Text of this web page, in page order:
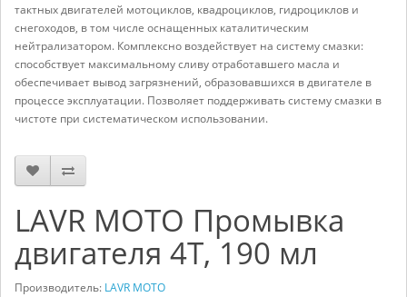
тактных двигателей мотоциклов, квадроциклов, гидроциклов и
снегоходов, в том числе оснащенных каталитическим
нейтрализатором. Комплексно воздействует на систему смазки:
способствует максимальному сливу отработавшего масла и
обеспечивает вывод загрязнений, образовавшихся в двигателе в
процессе эксплуатации. Позволяет поддерживать систему смазки в
чистоте при систематическом использовании.
LAVR MOTO Промывка
двигателя 4Т, 190 мл
Производитель: LAVR MOTO